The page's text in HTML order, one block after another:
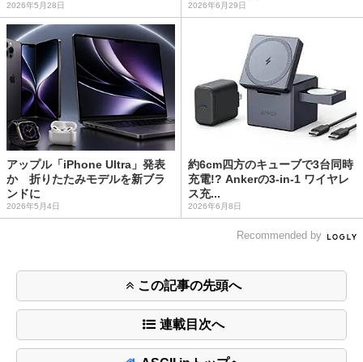
2026年5月28日 2026年6月29日
アップル「iPhone Ultra」発表
か 折りたたみモデルを新ブラ
ンドに
2026年5月4日
約6cm四方のキューブで3台同時
充電!? Ankerの3-in-1 ワイヤレ
ス充...
2026年6月8日
Recommended by
この記事の先頭へ
連載目次へ